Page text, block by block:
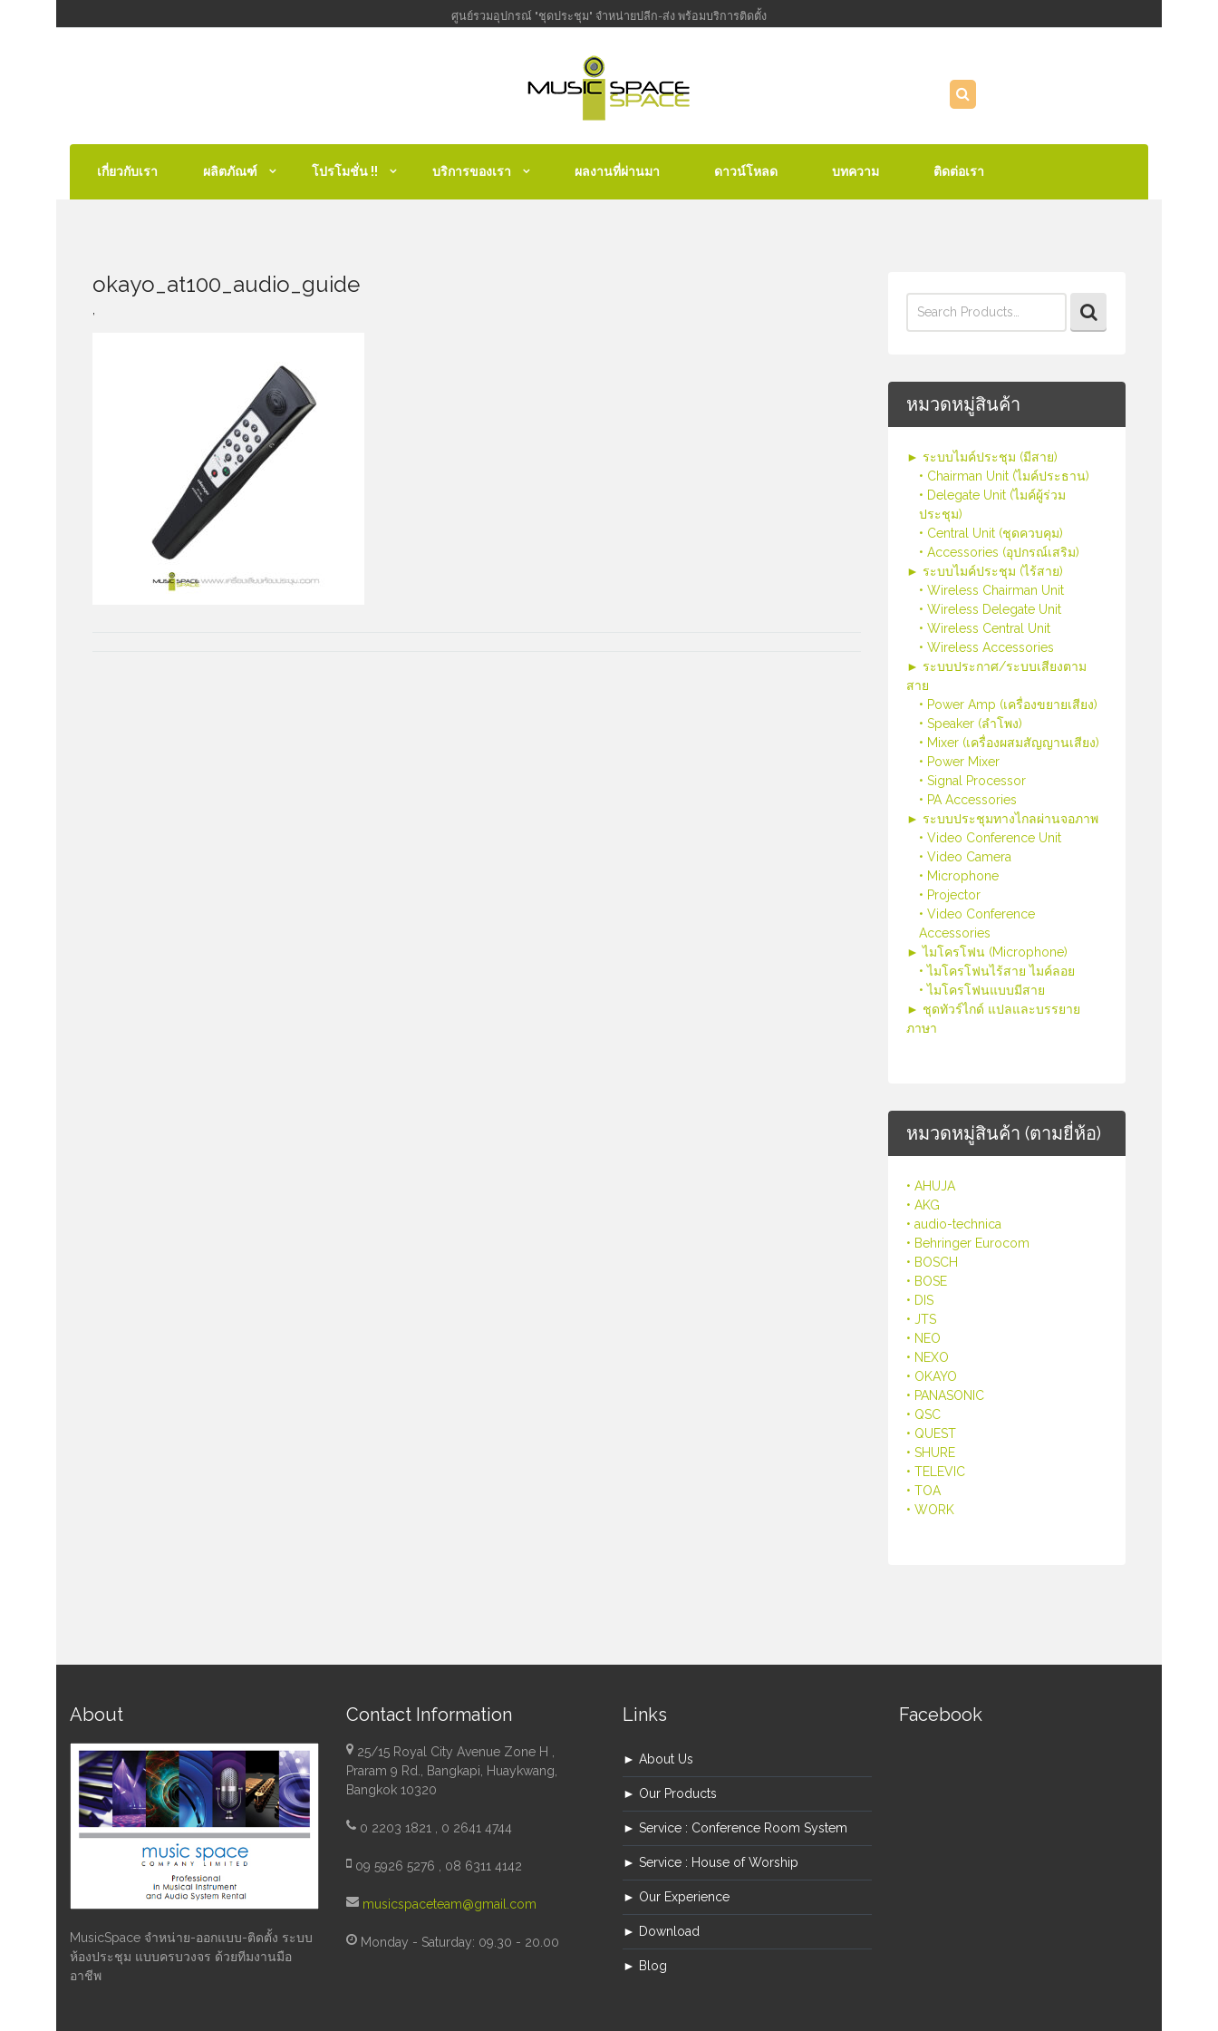
ศูนย์รวมอุปกรณ์ "ชุดประชุม" จำหน่ายปลีก-ส่ง พร้อมบริการติดตั้ง
เกี่ยวกับเรา ผลิตภัณฑ์ โปรโมชั่น !! บริการของเรา ผลงานที่ผ่านมา ดาวน์โหลด บทความ ติดต่อเรา
for:
หมวดหมู่สินค้า
► ระบบไมค์ประชุม (มีสาย)
• Chairman Unit (ไมค์ประธาน)
• Delegate Unit (ไมค์ผู้ร่วม
ประชุม)
• Central Unit (ชุดควบคุม)
• Accessories (อุปกรณ์เสริม)
► ระบบไมค์ประชุม (ไร้สาย)
• Wireless Chairman Unit
• Wireless Delegate Unit
• Wireless Central Unit
• Wireless Accessories
► ระบบประกาศ/ระบบเสียงตาม
สาย
• Power Amp (เครื่องขยายเสียง)
• Speaker (ลำโพง)
• Mixer (เครื่องผสมสัญญานเสียง)
• Power Mixer
• Signal Processor
• PA Accessories
► ระบบประชุมทางไกลผ่านจอภาพ
• Video Conference Unit
• Video Camera
• Microphone
• Projector
• Video Conference
Accessories
► ไมโครโฟน (Microphone)
• ไมโครโฟนไร้สาย ไมค์ลอย
• ไมโครโฟนแบบมีสาย
► ชุดทัวร์ไกด์ แปลและบรรยาย
ภาษา
หมวดหมู่สินค้า (ตามยี่ห้อ)
• AHUJA
• AKG
• audio-technica
• Behringer Eurocom
• BOSCH
• BOSE
• DIS
• JTS
• NEO
• NEXO
• OKAYO
• PANASONIC
• QSC
• QUEST
• SHURE
• TELEVIC
• TOA
• WORK
okayo_at100_audio_guide
About
MusicSpace จำหน่าย-ออกแบบ-ติดตั้ง ระบบ
ห้องประชุม แบบครบวงจร ด้วยทีมงานมือ
อาชีพ
Contact Information
25/15 Royal City Avenue Zone H ,
Praram 9 Rd., Bangkapi, Huaykwang,
Bangkok 10320
0 2203 1821 , 0 2641 4744
09 5926 5276 , 08 6311 4142
musicspaceteam@gmail.com
Monday - Saturday: 09.30 - 20.00
Links
► About Us
► Our Products
► Service : Conference Room System
► Service : House of Worship
► Our Experience
► Download
► Blog
Facebook